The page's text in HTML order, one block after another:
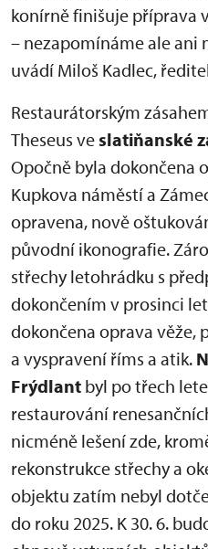
konírně finišuje příprava
– nezapomínáme ale ani
uvádí Miloš Kadlec,
Restaurátorským
Theseus veslatiňanské
Opočně byla dokončena
Kupkova náměstí a
opravena, nově
původní ikonografie.
střechy letohrádku s
dokončením v prosinci
dokončena oprava věže,
a vyspravení říms a atik.
Frýdlant byl po třech
restaurování
nicméně lešení zde,
rekonstrukce střechy a
objektu zatím nebyl
do roku 2025. K 30. 6.